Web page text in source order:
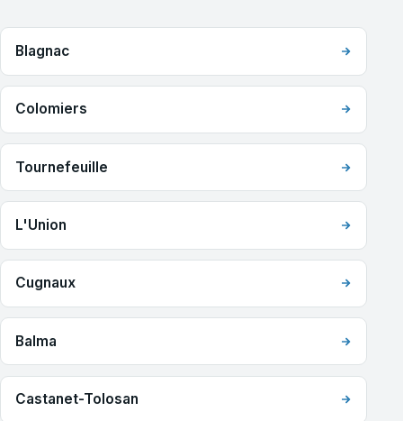
Blagnac
Colomiers
Tournefeuille
L'Union
Cugnaux
Balma
Castanet-Tolosan